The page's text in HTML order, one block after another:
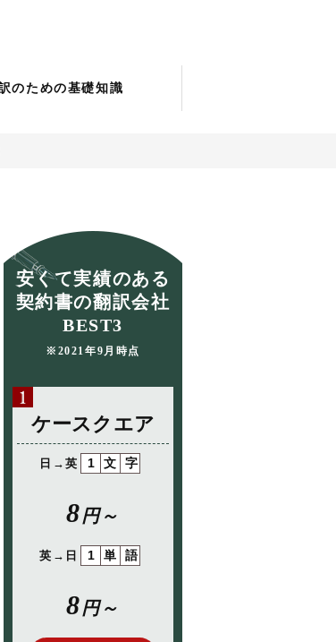
のための基礎知識
安くて実績のある
契約書の翻訳会社
BEST3
※2021年9月時点
ケースクエア
日→英 1文字
8円～
英→日 1単語
8円～